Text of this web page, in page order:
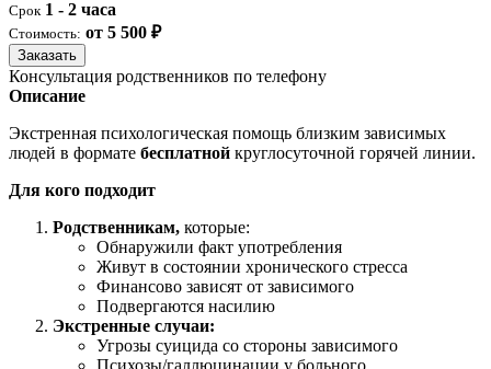
Срок 1 - 2 часа
Стоимость: от 5 500 ₽
Заказать
Консультация родственников по телефону
Описание
Экстренная психологическая помощь близким зависимых
людей в формате бесплатной круглосуточной горячей линии.
Для кого подходит
Родственникам, которые:
Обнаружили факт употребления
Живут в состоянии хронического стресса
Финансово зависят от зависимого
Подвергаются насилию
Экстренные случаи:
Угрозы суицида со стороны зависимого
Психозы/галлюцинации у больного